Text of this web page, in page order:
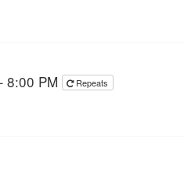
8:00 PM Repeats